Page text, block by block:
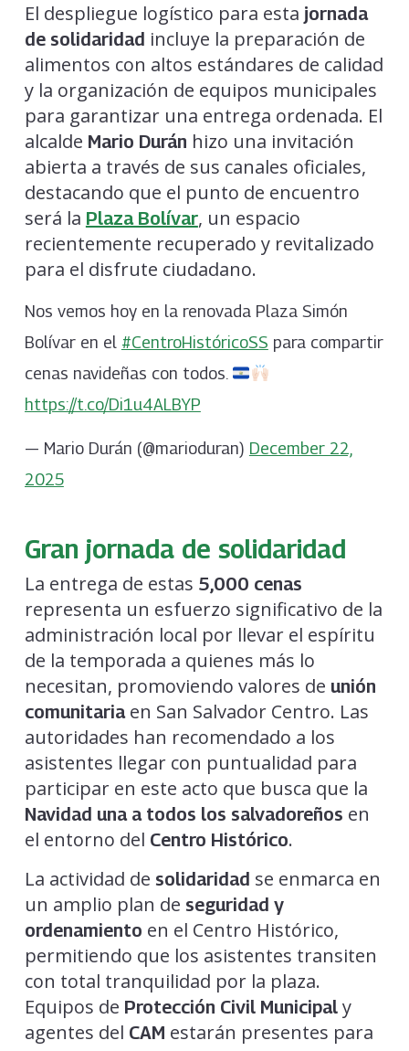
El despliegue logístico para esta jornada
de solidaridad incluye la preparación de
alimentos con altos estándares de calidad
y la organización de equipos municipales
para garantizar una entrega ordenada. El
alcalde Mario Durán hizo una invitación
abierta a través de sus canales oficiales,
destacando que el punto de encuentro
será la Plaza Bolívar, un espacio
recientemente recuperado y revitalizado
para el disfrute ciudadano.
Nos vemos hoy en la renovada Plaza Simón
Bolívar en el #CentroHistóricoSS para compartir
cenas navideñas con todos.
https://t.co/Di1u4ALBYP
— Mario Durán (@marioduran) December 22,
2025
Gran jornada de solidaridad
La entrega de estas 5,000 cenas
representa un esfuerzo significativo de la
administración local por llevar el espíritu
de la temporada a quienes más lo
necesitan, promoviendo valores de unión
comunitariaen San Salvador Centro. Las
autoridades han recomendado a los
asistentes llegar con puntualidad para
participar en este acto que busca que la
Navidad una a todos los salvadoreños en
el entorno del Centro Histórico.
La actividad de solidaridad se enmarca en
un amplio plan de seguridad y
ordenamiento en el Centro Histórico,
permitiendo que los asistentes transiten
con total tranquilidad por la plaza.
Equipos de Protección Civil Municipaly
agentes del CAM estarán presentes para